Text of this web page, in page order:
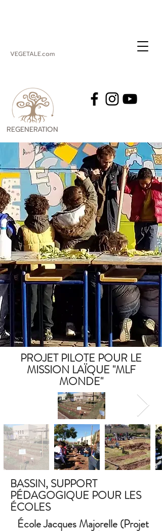
VEGETALE.com
REGENERATION
PROJET PILOTE POUR LE
MISSION LAÏQUE "MLF
MONDE"
BASSIN, SUPPORT
PÉDAGOGIQUE POUR LES
ÉCOLES
École Jacques Majorelle (Projet